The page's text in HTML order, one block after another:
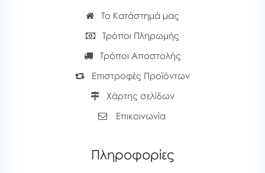
Το Κατάστημά μας
Τρόποι Πληρωμής
Τρόποι Αποστολής
Επιστροφές Προϊόντων
Χάρτης σελίδων
Επικοινωνία
Πληροφορίες